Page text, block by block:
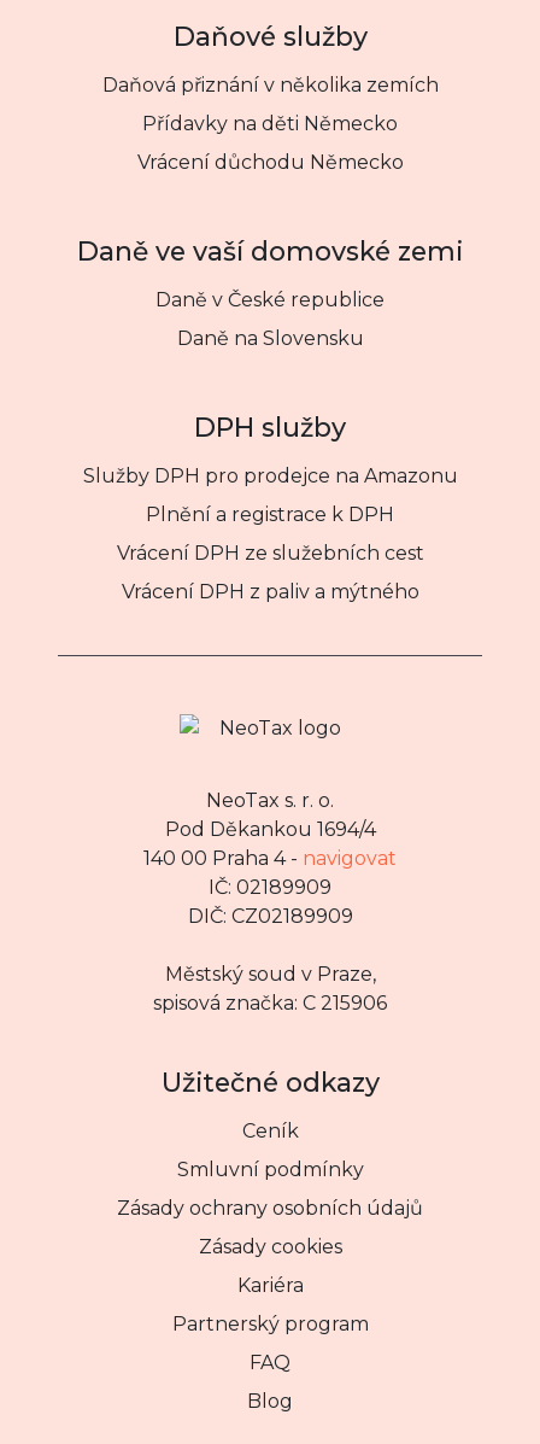
Daňové služby
Daňová přiznání v několika zemích
Přídavky na děti Německo
Vrácení důchodu Německo
Daně ve vaší domovské zemi
Daně v České republice
Daně na Slovensku
DPH služby
Služby DPH pro prodejce na Amazonu
Plnění a registrace k DPH
Vrácení DPH ze služebních cest
Vrácení DPH z paliv a mýtného
NeoTax s. r. o.
Pod Děkankou 1694/4
140 00 Praha 4 - navigovat
IČ: 02189909
DIČ: CZ02189909
Městský soud v Praze,
spisová značka: C 215906
Užitečné odkazy
Ceník
Smluvní podmínky
Zásady ochrany osobních údajů
Zásady cookies
Kariéra
Partnerský program
FAQ
Blog